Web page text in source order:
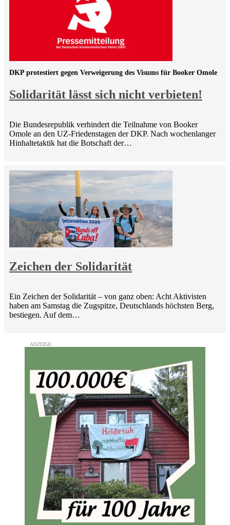
Solidarität lässt sich nicht verbieten!
DKP protestiert gegen Verweigerung des Visums für Booker Omole
Die Bundesrepublik verhindert die Teilnahme von Booker
Omole an den UZ-Friedenstagen der DKP. Nach wochenlanger
Hinhaltetaktik hat die Botschaft der…
Zeichen der Solidarität
Ein Zeichen der Solidarität – von ganz oben: Acht Aktivisten
haben am Samstag die Zugspitze, Deutschlands höchsten Berg,
bestiegen. Auf dem…